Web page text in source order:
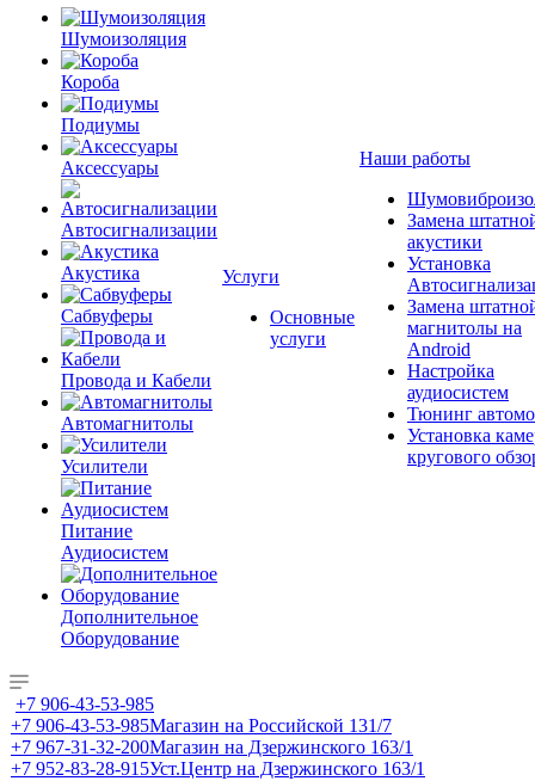
Шумоизоляция
Короба
Подиумы
Аксессуары
Автосигнализации
Акустика
Сабвуферы
Провода и Кабели
Автомагнитолы
Усилители
Питание
Аудиосистем
Дополнительное
Оборудование
Услуги
Основные
услуги
Наши работы
Замена
акустики
Установка
Замена
магнитолы на
Android
Настройка
аудиосистем
Тюнинг
Установка
кругового
+7 906-43-53-985
+7 906-43-53-985Магазин на Российской 131/7
+7 967-31-32-200Магазин на Дзержинского 163/1
+7 952-83-28-915Уст.Центр на Дзержинского 163/1